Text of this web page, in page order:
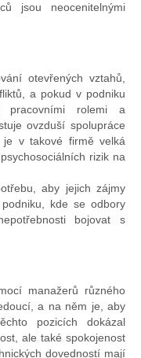
jsou neocenitelnými
otevřených vztahů,
a pokud v podniku
rolemi a
ovzduší spolupráce
je v takové firmě velká
rizik na
aby jejich zájmy
kde se odbory
bojovat s
manažerů různého
a na něm je, aby
pozicích dokázal
ale také spokojenost
dovedností mají